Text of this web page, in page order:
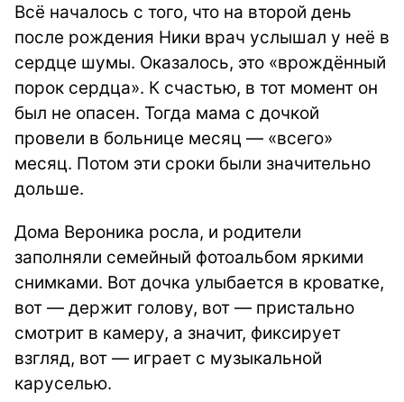
Всё началось с того, что на второй день
после рождения Ники врач услышал у неё в
сердце шумы. Оказалось, это «врождённый
порок сердца». К счастью, в тот момент он
был не опасен. Тогда мама с дочкой
провели в больнице месяц — «всего»
месяц. Потом эти сроки были значительно
дольше.
Дома Вероника росла, и родители
заполняли семейный фотоальбом яркими
снимками. Вот дочка улыбается в кроватке,
вот — держит голову, вот — пристально
смотрит в камеру, а значит, фиксирует
взгляд, вот — играет с музыкальной
каруселью.